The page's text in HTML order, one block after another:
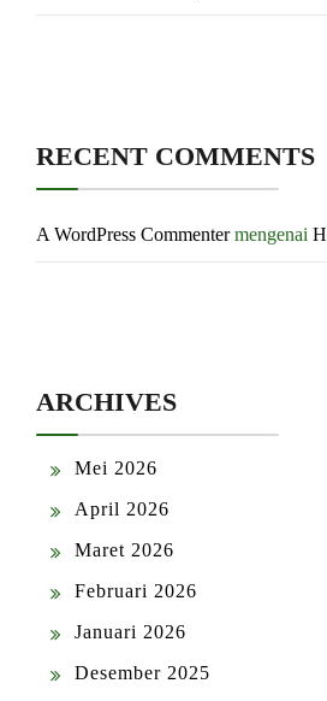
RECENT COMMENTS
A WordPress Commentermengenai
ARCHIVES
Mei 2026
April 2026
Maret 2026
Februari 2026
Januari 2026
Desember 2025